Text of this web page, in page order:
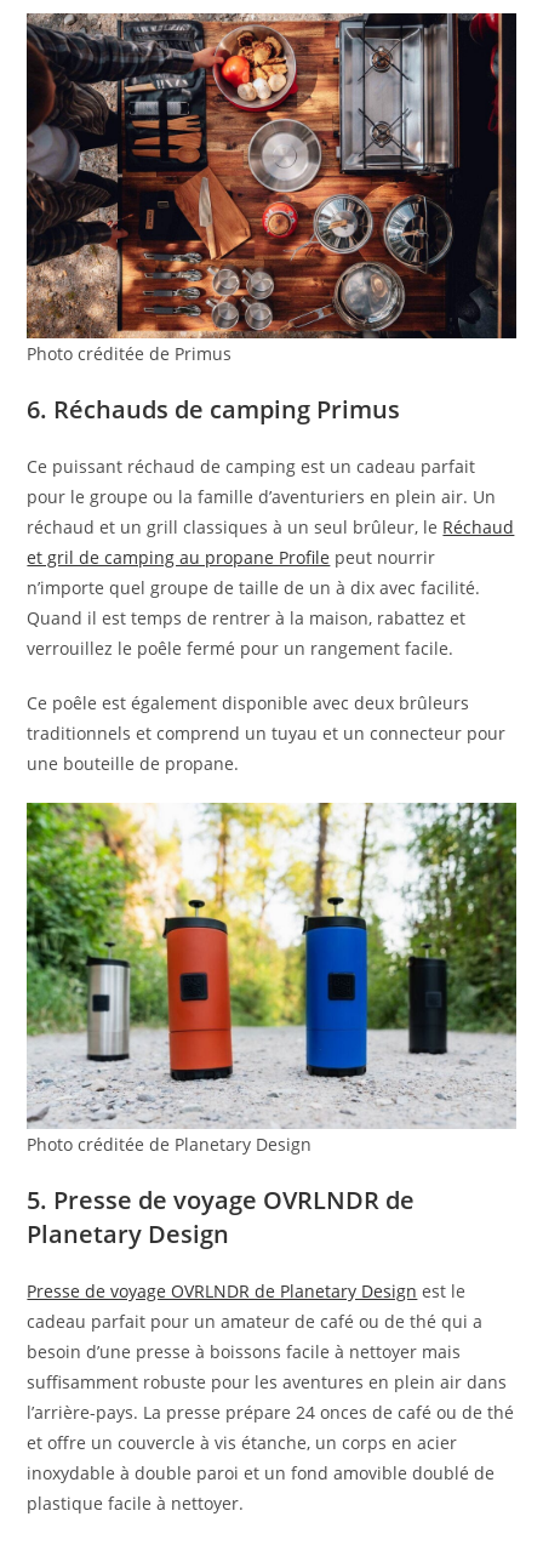
Photo créditée de Primus
6. Réchauds de camping Primus
Ce puissant réchaud de camping est un cadeau parfait
pour le groupe ou la famille d’aventuriers en plein air. Un
réchaud et un grill classiques à un seul brûleur, le Réchaud
et gril de camping au propane Profile peut nourrir
n’importe quel groupe de taille de un à dix avec facilité.
Quand il est temps de rentrer à la maison, rabattez et
verrouillez le poêle fermé pour un rangement facile.
Ce poêle est également disponible avec deux brûleurs
traditionnels et comprend un tuyau et un connecteur pour
une bouteille de propane.
Photo créditée de Planetary Design
5. Presse de voyage OVRLNDR de
Planetary Design
Presse de voyage OVRLNDR de Planetary Design est le
cadeau parfait pour un amateur de café ou de thé qui a
besoin d’une presse à boissons facile à nettoyer mais
suffisamment robuste pour les aventures en plein air dans
l’arrière-pays. La presse prépare 24 onces de café ou de thé
et offre un couvercle à vis étanche, un corps en acier
inoxydable à double paroi et un fond amovible doublé de
plastique facile à nettoyer.